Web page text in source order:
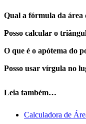
Qual a fórmula da área
Posso calcular o
O que é o apótema do
Posso usar vírgula no
Leia também…
Calculadora de